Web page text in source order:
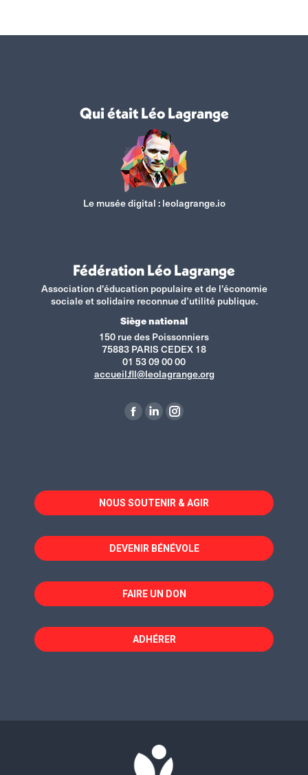
Qui était Léo Lagrange
Le musée digital :leolagrange.io
Fédération Léo Lagrange
Association d'éducation populaire et de l'économie
sociale et solidaire reconnue d’utilité publique.
Siège national
150 rue des Poissonniers
75883 PARIS CEDEX 18
01 53 09 00 00
accueil.fll@leolagrange.org
La
dans
une
fenêtre
La
dans
une
fenêtre
La
dans
une
fenêtre
NOUS SOUTENIR & AGIR
DEVENIR BÉNÉVOLE
FAIRE UN DON
ADHÉRER